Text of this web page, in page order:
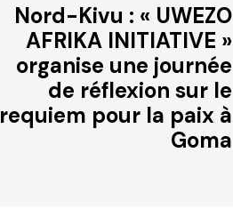
Nord-Kivu : « UWEZO
AFRIKA INITIATIVE »
organise une journée
de réflexion sur le
requiem pour la paix à
Goma